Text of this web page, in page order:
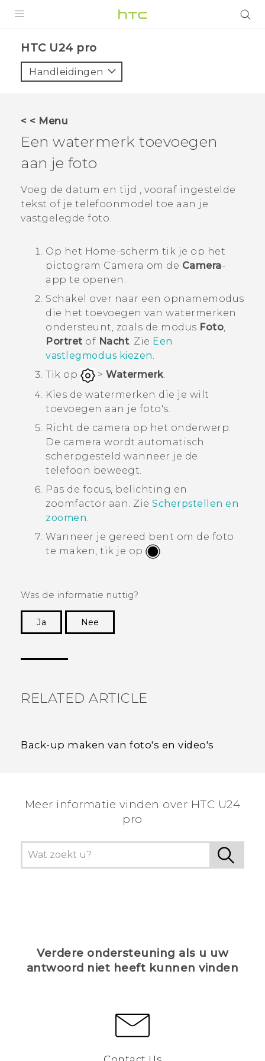
VIVE
AANBIEDINGEN
HTC Club
SUPPORT
HTC-apparaten & -accessoires
HTC U24 pro‎
Handleidingen
< < Menu
Een watermerk toevoegen
aan je foto
Voeg de datum en tijd , vooraf ingestelde
tekst of je telefoonmodel toe aan je
vastgelegde foto.
Op het Home-scherm tik je op het
pictogram Camera om de Camera-
app te openen.
Schakel over naar een opnamemodus
die het toevoegen van watermerken
ondersteunt, zoals de modus Foto,
Portret of Nacht. Zie Een
vastlegmodus kiezen.
Tik op
> Watermerk.
Kies de watermerken die je wilt
toevoegen aan je foto's.
Richt de camera op het onderwerp.
De camera wordt automatisch
scherpgesteld wanneer je de
telefoon beweegt.
Pas de focus, belichting en
zoomfactor aan. Zie Scherpstellen en
zoomen
Wanneer je gereed bent om de foto
te maken, tik je op
Was de informatie nuttig?
Ja
Nee
RELATED ARTICLE
Back-up maken van foto's en video's
Meer informatie vinden over HTC U24
pro
Verdere ondersteuning als u uw
antwoord niet heeft kunnen vinden